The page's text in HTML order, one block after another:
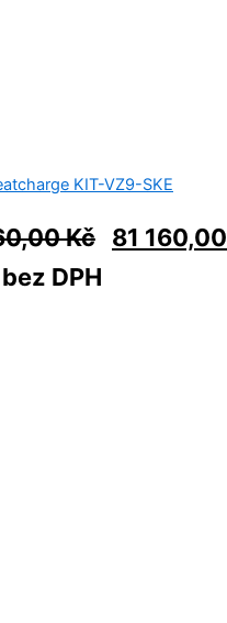
KIT-VZ9-SKE
Kč 81 160,00
DPH